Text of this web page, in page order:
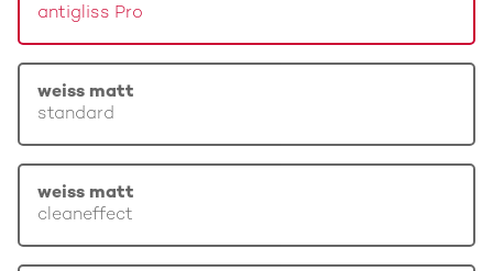
antigliss Pro
weiss matt
standard
weiss matt
cleaneffect